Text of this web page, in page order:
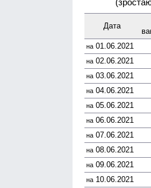
Дата
на 01.06.2021
на 02.06.2021
на 03.06.2021
на 04.06.2021
на 05.06.2021
на 06.06.2021
на 07.06.2021
на 08.06.2021
на 09.06.2021
на 10.06.2021